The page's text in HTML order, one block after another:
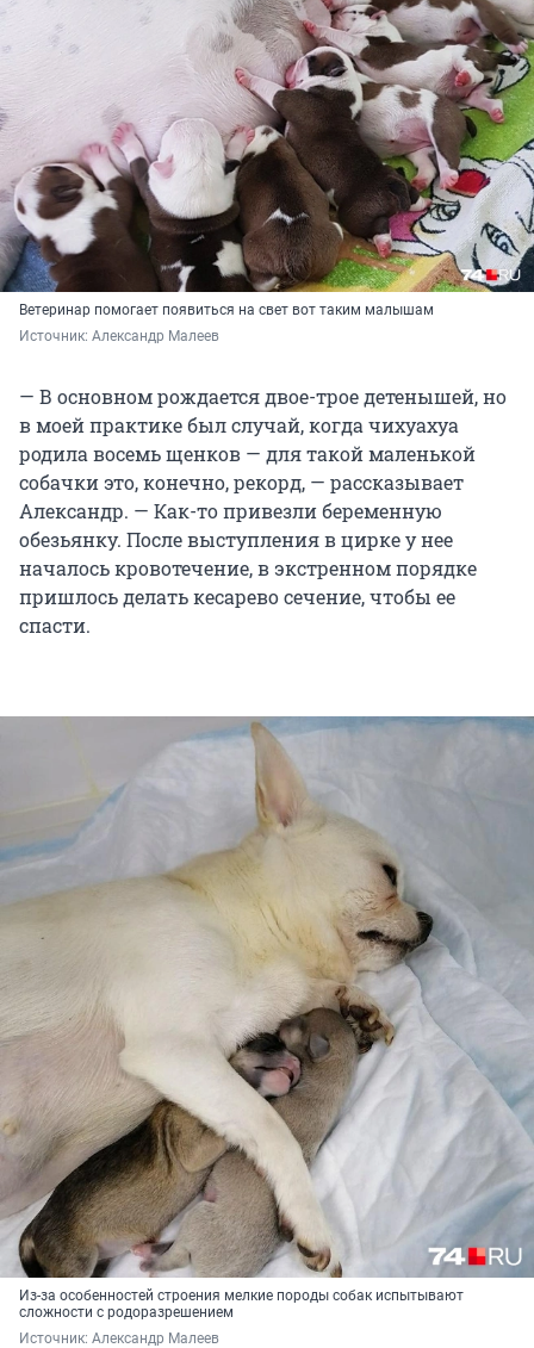
Ветеринар помогает появиться на свет вот таким малышам
Источник: Александр Малеев
— В основном рождается двое-трое детенышей, но
в моей практике был случай, когда чихуахуа
родила восемь щенков — для такой маленькой
собачки это, конечно, рекорд, — рассказывает
Александр. — Как-то привезли беременную
обезьянку. После выступления в цирке у нее
началось кровотечение, в экстренном порядке
пришлось делать кесарево сечение, чтобы ее
спасти.
Из-за особенностей строения мелкие породы собак испытывают
сложности с родоразрешением
Источник: Александр Малеев